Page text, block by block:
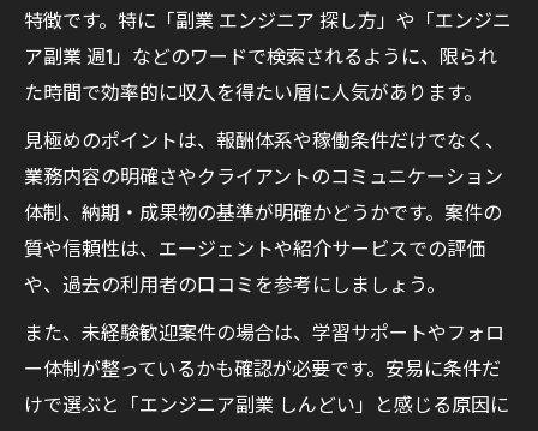
特徴です。特に「副業 エンジニア 探し方」や「エンジニ
ア副業 週1」などのワードで検索されるように、限られ
た時間で効率的に収入を得たい層に人気があります。
見極めのポイントは、報酬体系や稼働条件だけでなく、
業務内容の明確さやクライアントのコミュニケーション
体制、納期・成果物の基準が明確かどうかです。案件の
質や信頼性は、エージェントや紹介サービスでの評価
や、過去の利用者の口コミを参考にしましょう。
また、未経験歓迎案件の場合は、学習サポートやフォロ
ー体制が整っているかも確認が必要です。安易に条件だ
けで選ぶと「エンジニア副業 しんどい」と感じる原因に